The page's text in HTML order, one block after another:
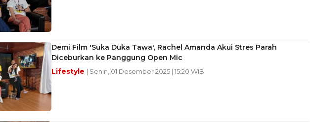
Demi Film 'Suka Duka Tawa', Rachel Amanda Akui Stres Parah
Diceburkan ke Panggung Open Mic
Lifestyle | Senin, 01 Desember 2025 | 15:20 WIB